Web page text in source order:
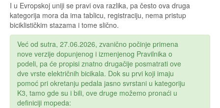
I u Evropskoj uniji se pravi ova razlika, pa često ova druga
kategorija mora da ima tablicu, registraciju, nema pristup
biciklističkim stazama i tome slično.
Već od sutra, 27.06.2026, zvanično počinje primena
nove verzije dopunjenog i izmenjenog Pravilnika o
podeli, pa će propisi znatno drugačije posmatrati ove
dve vrste električnih bicikala. Dok su prvi koji imaju
pomoć pri okretanju pedala jasno svrstani u kategoriju
K3, tamo gde su i bili, ove druge možemo pronaći u
definiciji mopeda: